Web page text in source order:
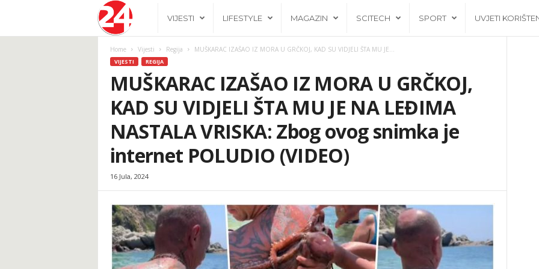
.
b
a
VIJESTI LIFESTYLE MAGAZIN SCITECH SPORT UVJETI
Home Vijesti Regija MUŠKARAC IZAŠAO IZ MORA U GRČKOJ, KAD SU VIDJELI ŠTA MU JE...
VIJESTI REGIJA
MUŠKARAC IZAŠAO IZ MORA U GRČKOJ,
KAD SU VIDJELI ŠTA MU JE NA LEĐIMA
NASTALA VRISKA: Zbog ovog snimka je
internet POLUDIO (VIDEO)
16 Jula, 2024